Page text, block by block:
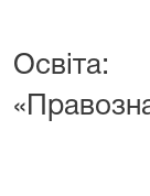
Освіта: